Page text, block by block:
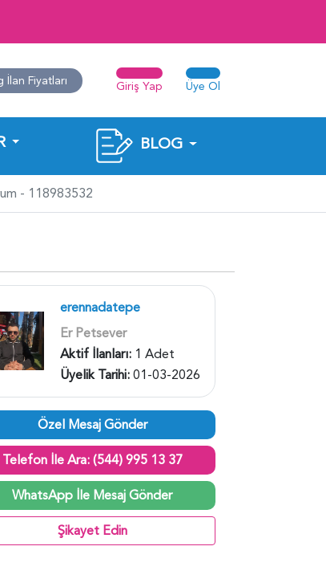
İlan Fiyatları Giriş Yap Üye Ol
BLOG
- 118983532
erennadatepe
Er Petsever
Aktif İlanları: 1 Adet
Üyelik Tarihi:01-03-2026
Özel Mesaj Gönder
Telefon İle Ara: (544) 995 13 37
WhatsApp İle Mesaj Gönder
Şikayet Edin